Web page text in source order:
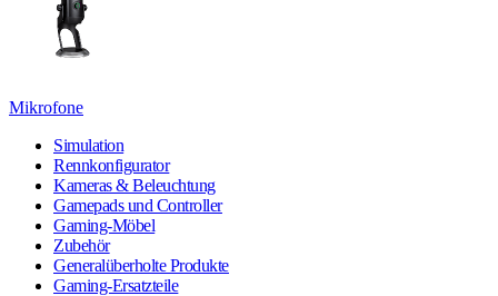
Mikrofone
Simulation
Rennkonfigurator
Kameras & Beleuchtung
Gamepads und Controller
Gaming-Möbel
Zubehör
Generalüberholte Produkte
Gaming-Ersatzteile